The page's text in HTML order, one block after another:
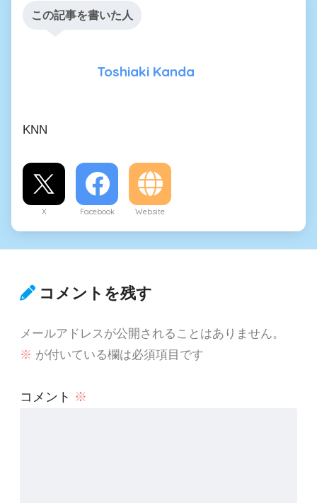
この記事を書いた人
Toshiaki Kanda
KNN
X Facebook Website
コメントを残す
メールアドレスが公開されることはありません。
※ が付いている欄は必須項目です
コメント ※